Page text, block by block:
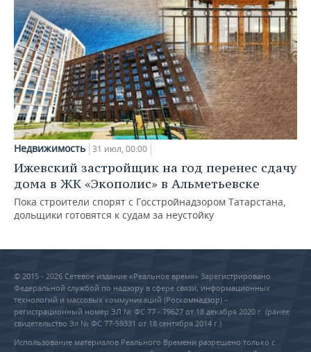
Недвижимость 31 июл, 00:00
Ижевский застройщик на год перенес сдачу
дома в ЖК «Экополис» в Альметьевске
Пока строители спорят с Госстройнадзором Татарстана,
дольщики готовятся к судам за неустойку
© 2015 - 2026 Сетевое издание «Реальное время» Зарегистрировано
Федеральной службой по надзору в сфере связи, информационных
технологий и массовых коммуникаций (Роскомнадзор) –
регистрационный номер ЭЛ № ФС 77 - 79627 от 18 декабря 2020 г. (ранее
свидетельство Эл № ФС 77-59331 от 18 сентября 2014 г.)
Использование материалов Реального Времени разрешено только с